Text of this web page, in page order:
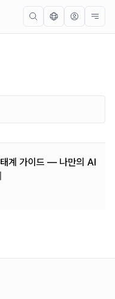
계 가이드 — 나만의 AI